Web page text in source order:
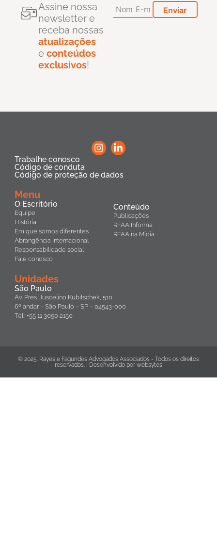
Assine nossa
newsletter e
receba nossas
atualizações
e conteúdos
exclusivos!
Trabalhe conosco
Código de conduta
Código de proteção de dados
Menu
O Escritório
Equipe
História
Em que somos diferentes
Abrangência internacional
Responsabilidade social
Fale conosco
Conteúdo
Publicações
RFAA Informa
RFAA na Mídia
Unidades
São Paulo
Av. Pres. Juscelino Kubitschek, 510
6º andar – São Paulo – SP – 04543-000
Tel.: +55 11 3050 2150
© 2025. Rayes e Fagundes Advogados Associados - Todos os direitos
reservados. | Desenvolvido por websytes